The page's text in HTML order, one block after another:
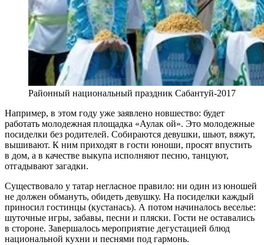
Районный национальный праздник Сабантуй-2017
Например, в этом году уже заявлено новшество: будет
работать молодежная площадка «Аулак ой». Это молодежные
посиделки без родителей. Собираются девушки, шьют, вяжут,
вышивают. К ним приходят в гости юноши, просят впустить
в дом, а в качестве выкупа исполняют песню, танцуют,
отгадывают загадки.
Существовало у татар негласное правило: ни один из юношей
не должен обмануть, обидеть девушку. На посиделки каждый
приносил гостинцы (кустанась). А потом начиналось веселье:
шуточные игры, забавы, песни и пляски. Гости не оставались
в стороне. Завершалось мероприятие дегустацией блюд
национальной кухни и песнями под гармонь.